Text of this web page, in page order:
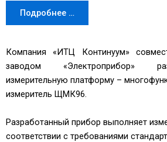
Подробнее …
Компания «ИТЦ Континуум»
заводом «Электроприбор»
измерительную платформу –
измеритель ЩМК96.
Разработанный прибор выполняет
соответствии с требованиями